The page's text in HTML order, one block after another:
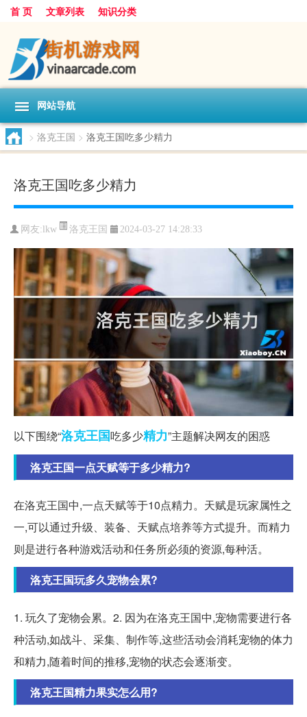
首 页 文章列表 知识分类
网站导航
> 洛克王国 > 洛克王国吃多少精力
洛克王国吃多少精力
网友: lkw 洛克王国 2024-03-27 14:28:33
以下围绕“洛克王国吃多少精力”主题解决网友的困惑
洛克王国一点天赋等于多少精力?
在洛克王国中,一点天赋等于10点精力。天赋是玩家属性之
一,可以通过升级、装备、天赋点培养等方式提升。而精力
则是进行各种游戏活动和任务所必须的资源,每种活。
洛克王国玩多久宠物会累?
1. 玩久了宠物会累。2. 因为在洛克王国中,宠物需要进行各
种活动,如战斗、采集、制作等,这些活动会消耗宠物的体力
和精力,随着时间的推移,宠物的状态会逐渐变。
洛克王国精力果实怎么用?